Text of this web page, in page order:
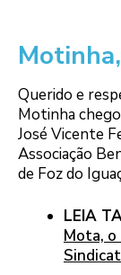
Querido e
Motinha
José Vicente
Associação
de Foz do
LEIA
Mota, o